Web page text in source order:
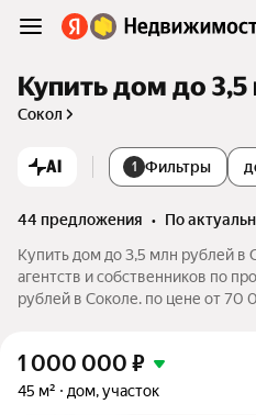
Купить дом до
Сокол
AI 1 Фильтры
44 предложения •
по
Купить дом до 3,5 млн рублей в
агентств и собственников по
рублей в Соколе. по цене от 70
1 000 000 ₽
45 м² дом, участок